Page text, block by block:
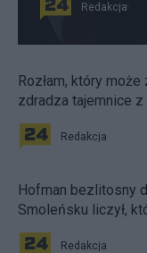
Redakcja
Rozłam, który
zdradza tajemnice
Redakcja
Hofman bezlitosny
Smoleńsku liczył,
Redakcja